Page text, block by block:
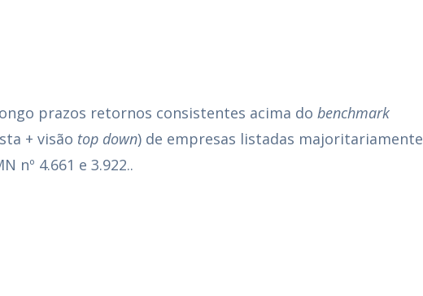
prazos retornos consistentes acima do benchmark
+ visão top down) de empresas listadas majoritariamente
nº 4.661 e 3.922..